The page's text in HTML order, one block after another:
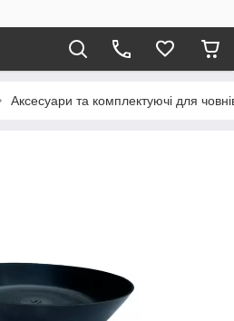
Аксесуари та комплектуючі для